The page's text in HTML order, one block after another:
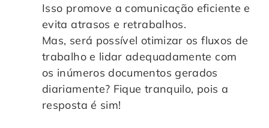
Isso promove a comunicação eficiente e
evita atrasos e retrabalhos.
Mas, será possível otimizar os fluxos de
trabalho e lidar adequadamente com
os inúmeros documentos gerados
diariamente? Fique tranquilo, pois a
resposta é sim!